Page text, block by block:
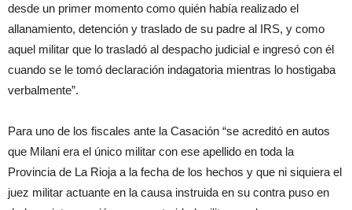
desde un primer momento como quién había realizado el
allanamiento, detención y traslado de su padre al IRS, y como
aquel militar que lo trasladó al despacho judicial e ingresó con él
cuando se le tomó declaración indagatoria mientras lo hostigaba
verbalmente”.
Para uno de los fiscales ante la Casación “se acreditó en autos
que Milani era el único militar con ese apellido en toda la
Provincia de La Rioja a la fecha de los hechos y que ni siquiera el
juez militar actuante en la causa instruida en su contra puso en